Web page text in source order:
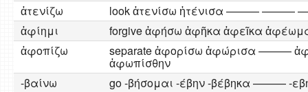
ἀτενίζω
look ἀτενίσω ἠτένισα ——— ———
ἀφίημι
forgive ἀφήσω ἀφῆκα ἀφεῖκα
ἀφοπίζω
separate ἀφορίσω ἀφώρισα ———
ἀφωπίσθην
-βαίνω
go -βήσομαι -έβην -βέβηκα ——— -